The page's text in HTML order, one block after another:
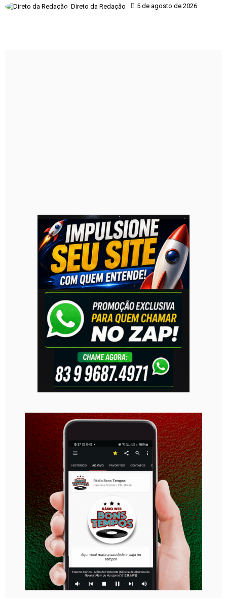
Direto da Redação 5 de agosto de 2026